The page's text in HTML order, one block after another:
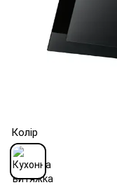
Колір